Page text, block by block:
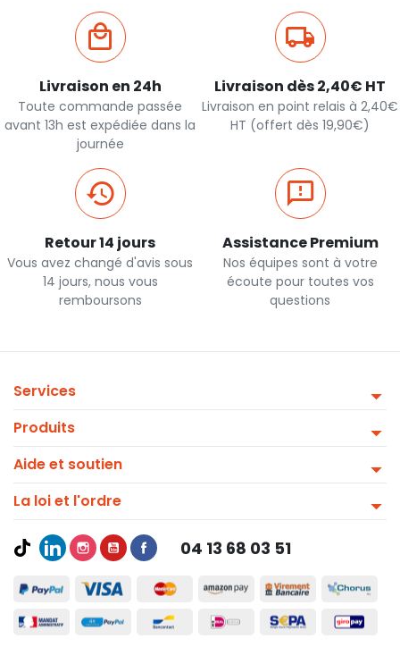
Livraison en 24h
Toute commande passée
avant 13h est expédiée dans la
journée
Livraison dès 2,40€ HT
Livraison en point relais à 2,40€
HT (offert dès 19,90€)
Retour 14 jours
Vous avez changé d'avis sous
14 jours, nous vous
remboursons
Assistance Premium
Nos équipes sont à votre
écoute pour toutes vos
questions
Services
Produits
Aide et soutien
La loi et l'ordre
04 13 68 03 51